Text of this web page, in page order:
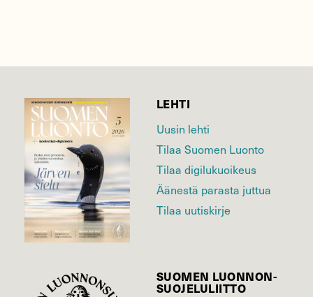
LEHTI
Uusin lehti
Tilaa Suomen Luonto
Tilaa digilukuoikeus
Äänestä parasta juttua
Tilaa uutiskirje
SUOMEN LUONNON­
SUOJELU­LIITTO